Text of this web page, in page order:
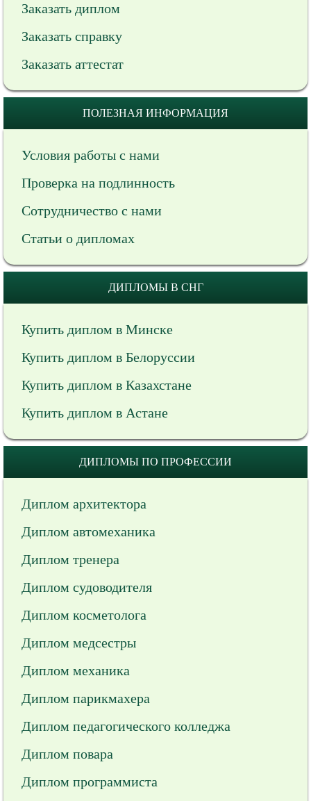
Заказать диплом
Заказать справку
Заказать аттестат
ПОЛЕЗНАЯ ИНФОРМАЦИЯ
Условия работы с нами
Проверка на подлинность
Сотрудничество с нами
Статьи о дипломах
ДИПЛОМЫ В СНГ
Купить диплом в Минске
Купить диплом в Белоруссии
Купить диплом в Казахстане
Купить диплом в Астане
ДИПЛОМЫ ПО ПРОФЕССИИ
Диплом архитектора
Диплом автомеханика
Диплом тренера
Диплом судоводителя
Диплом косметолога
Диплом медсестры
Диплом механика
Диплом парикмахера
Диплом педагогического колледжа
Диплом повара
Диплом программиста